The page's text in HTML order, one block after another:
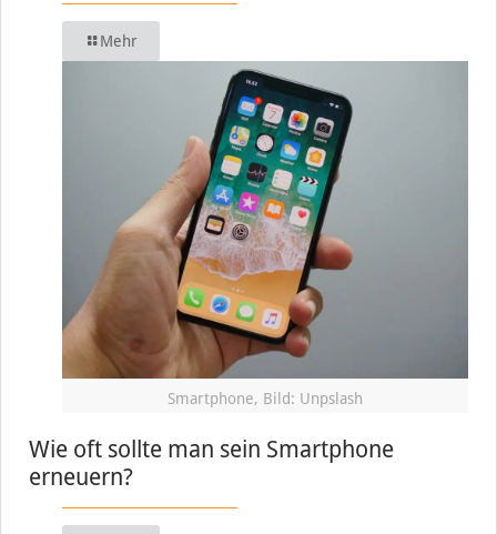
Mehr
Smartphone, Bild: Unpslash
Wie oft sollte man sein Smartphone
erneuern?